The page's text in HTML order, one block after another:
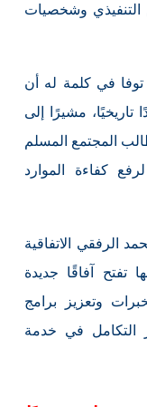
وشخصيات
توفا في كلمة له أن
تاريخيًا، مشيرًا إلى
المجتمع المسلم
كفاءة الموارد
الرفقي الاتفاقية
تفتح آفاقًا جديدة
وتعزيز برامج
التكامل في خدمة